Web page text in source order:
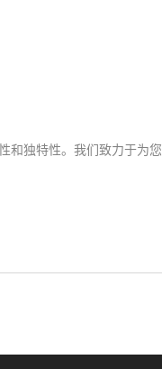
独特性。我们致力于为